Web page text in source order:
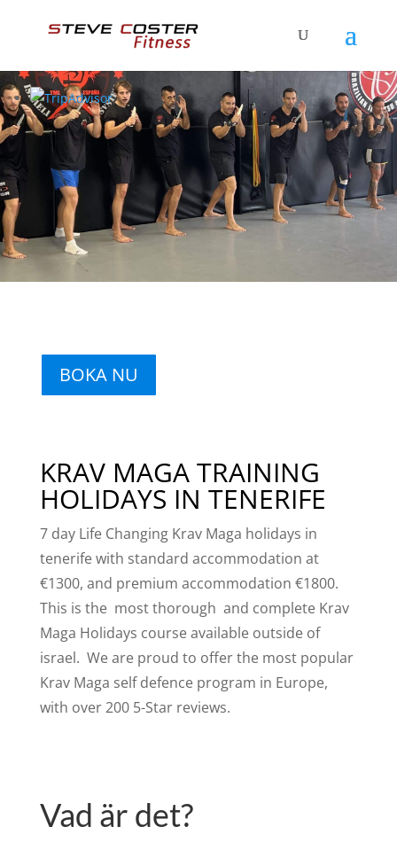
BOKA NU
KRAV MAGA TRAINING
HOLIDAYS IN TENERIFE
7 day Life Changing Krav Maga holidays in
tenerife with standard accommodation at
€1300, and premium accommodation €1800.
This is the most thorough and complete Krav
Maga Holidays course available outside of
israel. We are proud to offer the most popular
Krav Maga self defence program in Europe,
with over 200 5-Star reviews.
Vad är det?